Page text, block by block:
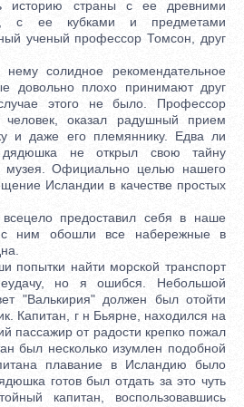
историю страны с ее древними
с ее кубками и предметами
ученый профессор Томсон, друг
солидное рекомендательное
довольно плохо принимают друг
этого не было. Профессор
человек, оказал радушный прием
и даже его племяннику. Едва ли
дядюшка не открыл свою тайну
музея. Официально целью нашего
Исландии в качестве простых
предоставил себя в наше
ним обошли все набережные в
найти морской транспорт
но я ошибся. Небольшой
"Валькирия" должен был отойти
Капитан, г н Бьярне, находился на
пассажир от радости крепко пожал
был несколько изумлен подобной
плавание в Исландию было
готов был отдать за это чуть
капитан, воспользовавшись